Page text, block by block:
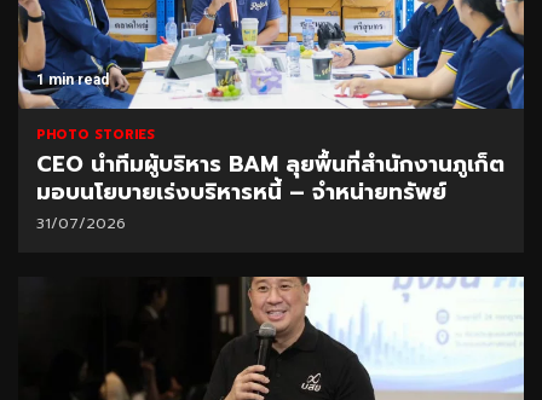
1 min read
PHOTO STORIES
CEO นำทีมผู้บริหาร BAM ลุยพื้นที่สำนักงานภูเก็ต
มอบนโยบายเร่งบริหารหนี้ – จำหน่ายทรัพย์
31/07/2026